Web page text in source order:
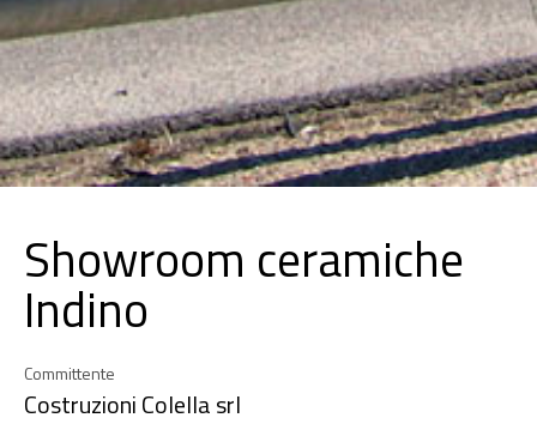
Committente
Costruzioni Colella srl
Showroom ceramiche
Indino